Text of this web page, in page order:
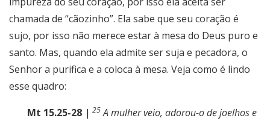
chamada de “cãozinho”. Ela sabe que seu coração é
sujo, por isso não merece estar à mesa do Deus puro e
santo. Mas, quando ela admite ser suja e pecadora, o
Senhor a purifica e a coloca à mesa. Veja como é lindo
esse quadro:
Mt 15.25-28 | 25A mulher veio, adorou-o de joelhos e